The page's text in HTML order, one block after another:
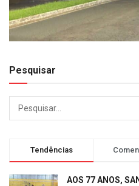
Pesquisar
Tendências
AOS 77 ANOS,